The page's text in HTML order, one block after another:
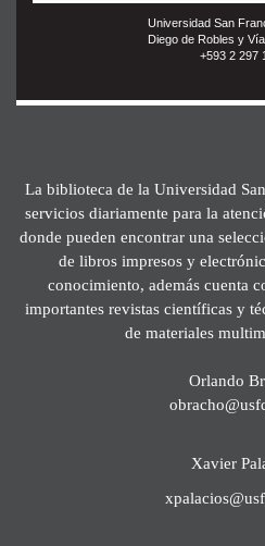
Universidad San
Diego de Robles y
+593 2 297
La biblioteca de la Universidad
servicios diariamente para la
donde pueden encontrar una
de libros impresos y
conocimiento, además cuenta
importantes revistas científicas y
de materiales
Orlando
Xavier